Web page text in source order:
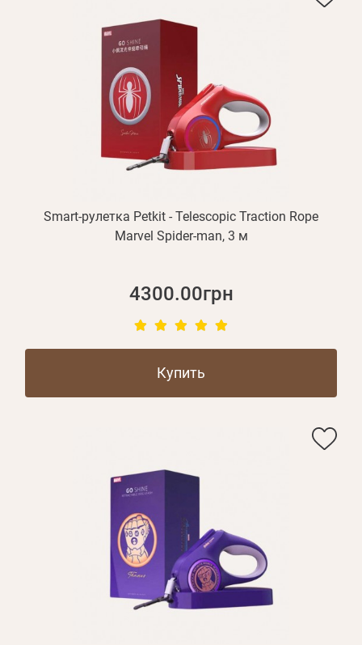
Smart-рулетка Petkit - Telescopic Traction Rope
Marvel Spider-man, 3 м
4300.00грн
Купить